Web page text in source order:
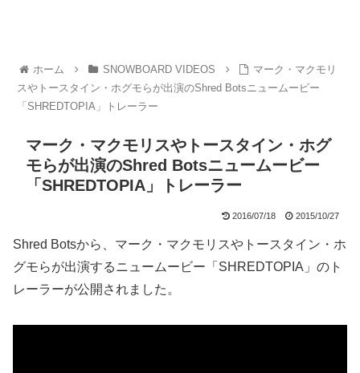
ホーム SNOWBOARD VIDEOS
マーク・マクモリ
スやトースタイン・ホグモらが出演のShred Botsニュームービー
「SHREDTOPIA」トレーラー
マーク・マクモリスやトースタイン・ホグ
モらが出演のShred Botsニュームービー
「SHREDTOPIA」トレーラー
2016/07/18 2015/10/27
Shred Botsから、マーク・マクモリスやトースタイン・ホ
グモらが出演するニュームービー「SHREDTOPIA」のト
レーラーが公開されました。